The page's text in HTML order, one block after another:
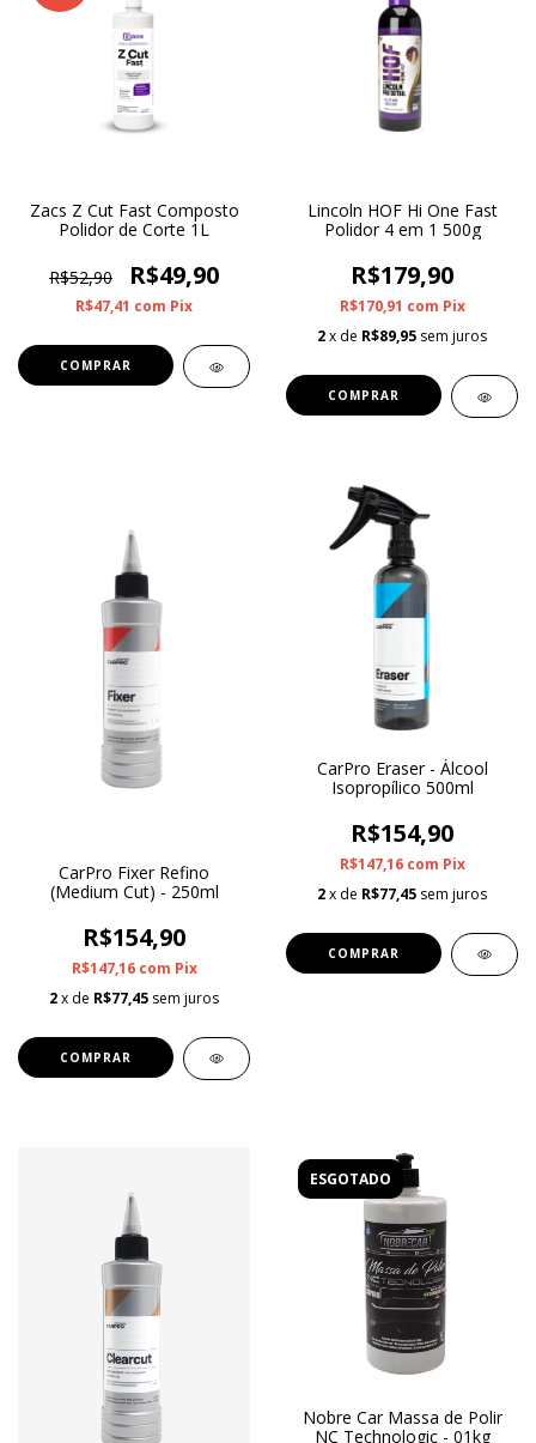
Zacs Z Cut Fast Composto
Polidor de Corte 1L
R$52,90 R$49,90
R$47,41 com Pix
Lincoln HOF Hi One Fast
Polidor 4 em 1 500g
R$179,90
R$170,91 com Pix
2x de R$89,95 sem juros
CarPro Fixer Refino
(Medium Cut) - 250ml
R$154,90
R$147,16 com Pix
2x de R$77,45 sem juros
CarPro Eraser - Álcool
Isopropílico 500ml
R$154,90
R$147,16 com Pix
2x de R$77,45 sem juros
ESGOTADO
Nobre Car Massa de Polir
NC Technologic - 01kg